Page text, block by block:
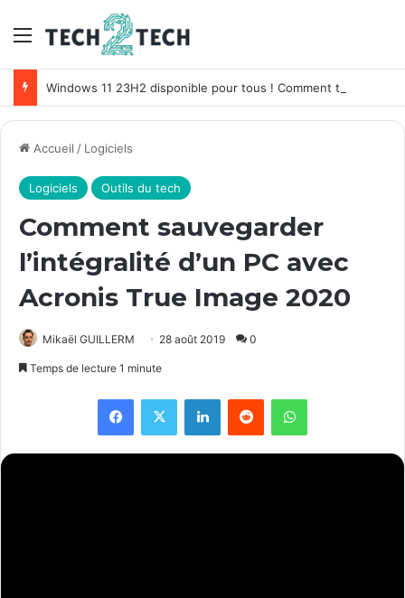
Menu
Accueil / Logiciels
Logiciels Outils du tech
Comment sauvegarder
l’intégralité d’un PC avec
Acronis True Image 2020
Mikaël GUILLERM 28 août 2019 0
Temps de lecture 1 minute
Facebook
X LinkedinReddit WhatsApp